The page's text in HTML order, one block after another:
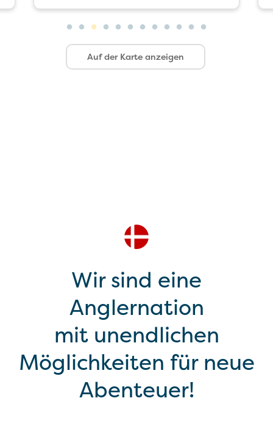
Auf der Karte anzeigen
Wir sind eine
Anglernation
mit unendlichen
Möglichkeiten für neue
Abenteuer!